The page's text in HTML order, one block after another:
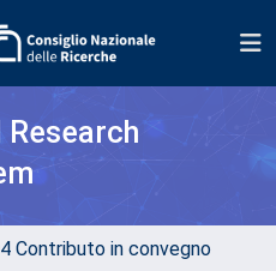
Contributo in convegno